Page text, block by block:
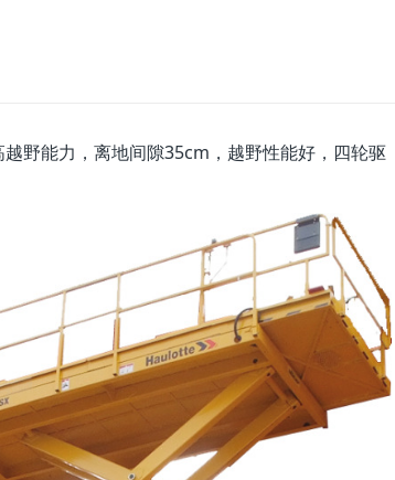
野能力，离地间隙35cm，越野性能好，四轮驱